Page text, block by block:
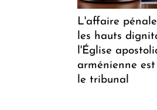
L'affaire
les hauts
l'Église
arménienne
le tribunal